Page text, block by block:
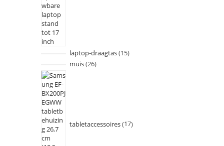
laptop-draagtas 15
muis 26
tabletaccessoires 17